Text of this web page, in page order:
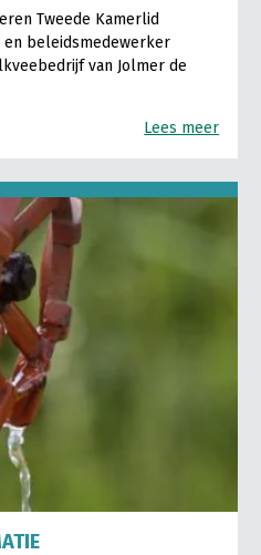
Tweede Kamerlid
en beleidsmedewerker
van Jolmer de
Lees meer